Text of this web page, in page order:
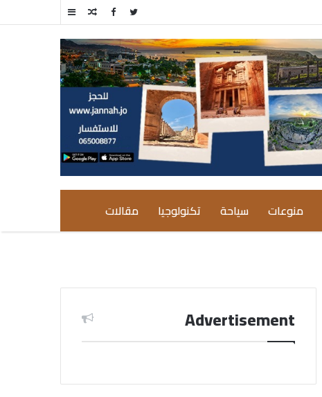
إضافة
جانبي
مقال
منوعات سياحة تكنولوجيا مقالات
Advertisement